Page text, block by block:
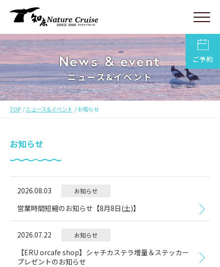
ご予約
News & event
ニュース&イベント
TOP ニュース&イベント お知らせ
お知らせ
2026.08.03 お知らせ
営業時間短縮のお知らせ【8月8日(土)】
2026.07.22 お知らせ
【ERU orcafe shop】シャチカステラ増量＆ステッカー
プレゼントのお知らせ